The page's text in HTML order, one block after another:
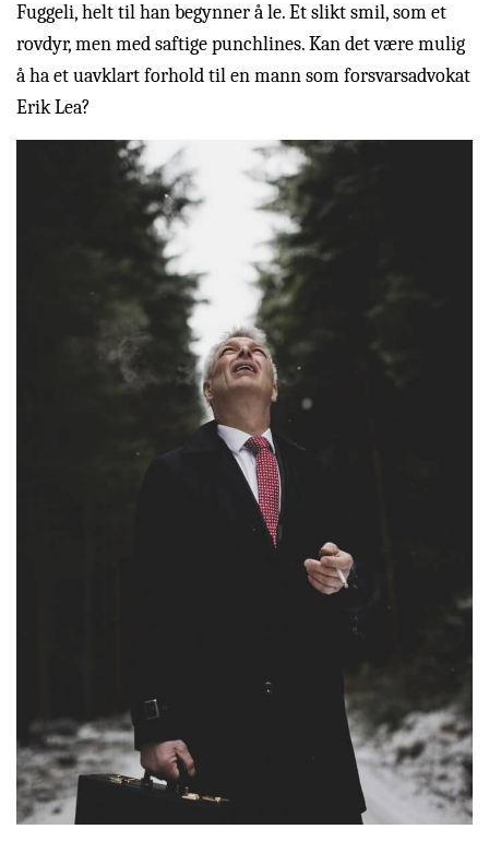
Fuggeli, helt til han begynner å le. Et slikt smil, som et
rovdyr, men med saftige punchlines. Kan det være mulig
å ha et uavklart forhold til en mann som forsvarsadvokat
Erik Lea?